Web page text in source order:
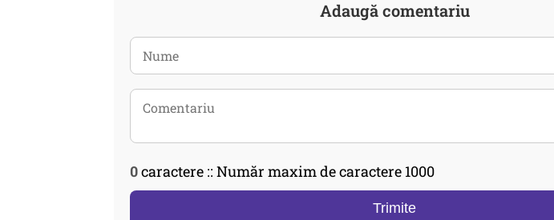
Adaugă comentariu
0caractere :: Număr maxim de caractere 1000
Trimite